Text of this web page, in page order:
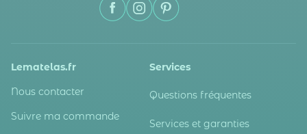
Lematelas.fr
Nous contacter
Suivre ma commande
Services
Questions fréquentes
Services et garanties